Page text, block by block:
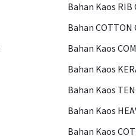
Bahan Kaos RIB
Bahan COTTON
Bahan Kaos
Bahan Kaos
Bahan Kaos
Bahan Kaos
Bahan Kaos